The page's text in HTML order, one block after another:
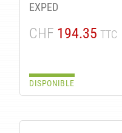
EXPED
CHF 194.35 TTC
DISPONIBLE